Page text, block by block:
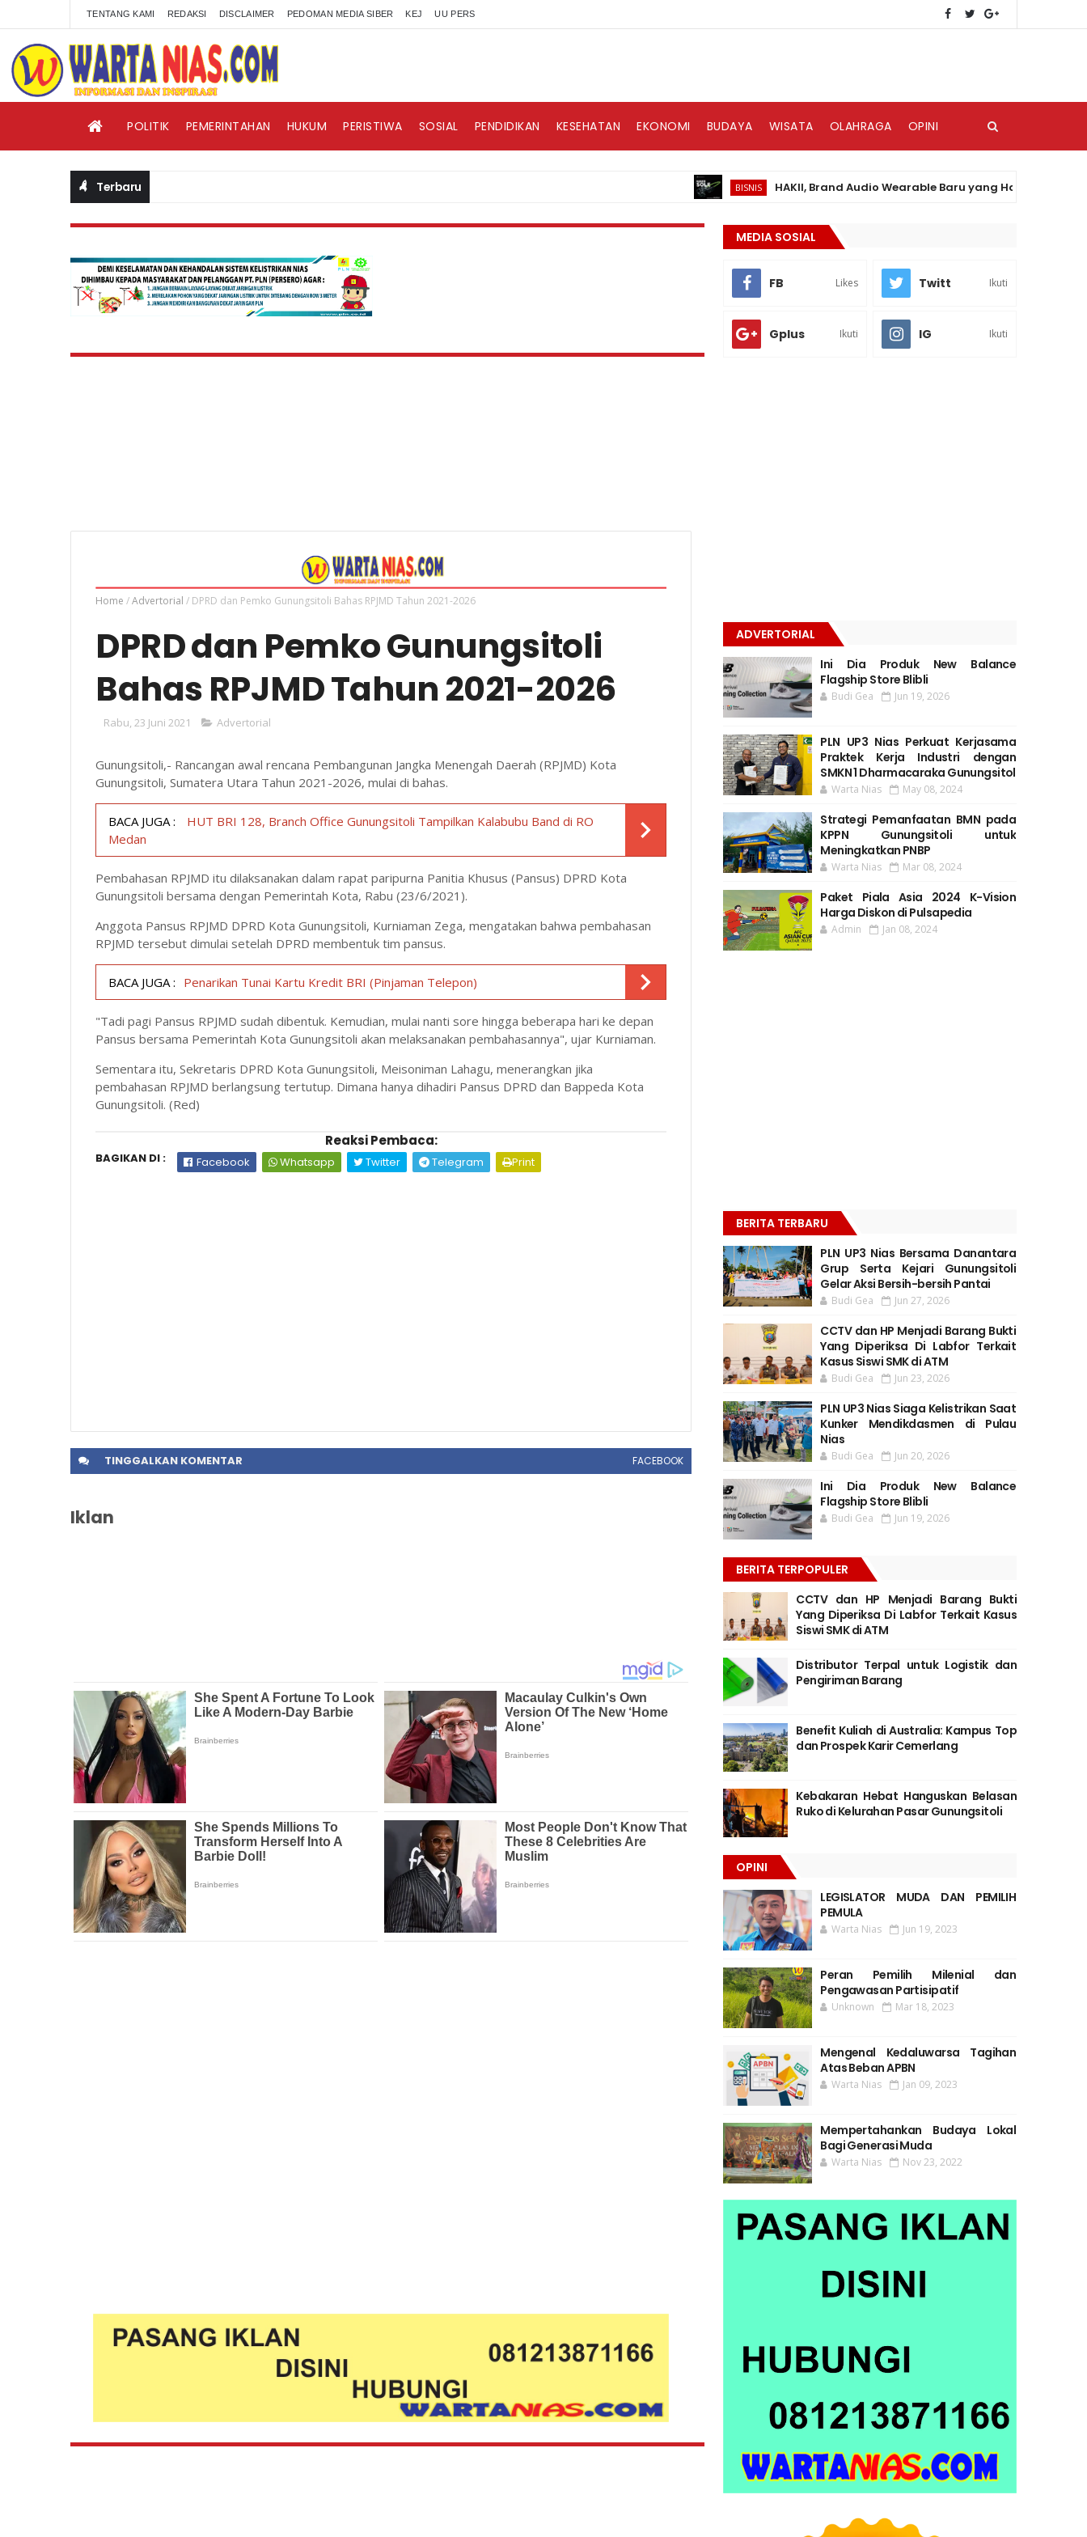
TENTANG KAMI REDAKSI DISCLAIMER PEDOMAN MEDIA SIBER KEJ UU PERS
POLITIK PEMERINTAHAN HUKUM PERISTIWA SOSIAL PENDIDIKAN KESEHATAN EKONOMI BUDAYA WISATA OLAHRAGA OPINI
Terbaru BISNIS HAKII, Brand Audio Wearable Baru yang Hadir di Pasar
Home /Advertorial / DPRD dan Pemko Gunungsitoli Bahas RPJMD Tahun 2021-2026
DPRD dan Pemko Gunungsitoli
Bahas RPJMD Tahun 2021-2026
Rabu, 23 Juni 2021 Advertorial
Gunungsitoli,- Rancangan awal rencana Pembangunan Jangka Menengah Daerah (RPJMD) Kota
Gunungsitoli, Sumatera Utara Tahun 2021-2026, mulai di bahas.
BACA JUGA :
HUT BRI 128, Branch Office Gunungsitoli Tampilkan Kalabubu Band di RO
Medan
Pembahasan RPJMD itu dilaksanakan dalam rapat paripurna Panitia Khusus (Pansus) DPRD Kota
Gunungsitoli bersama dengan Pemerintah Kota, Rabu (23/6/2021).
Anggota Pansus RPJMD DPRD Kota Gunungsitoli, Kurniaman Zega, mengatakan bahwa pembahasan
RPJMD tersebut dimulai setelah DPRD membentuk tim pansus.
BACA JUGA : Penarikan Tunai Kartu Kredit BRI (Pinjaman Telepon)
"Tadi pagi Pansus RPJMD sudah dibentuk. Kemudian, mulai nanti sore hingga beberapa hari ke depan
Pansus bersama Pemerintah Kota Gunungsitoli akan melaksanakan pembahasannya", ujar Kurniaman.
Sementara itu, Sekretaris DPRD Kota Gunungsitoli, Meisoniman Lahagu, menerangkan jika
pembahasan RPJMD berlangsung tertutup. Dimana hanya dihadiri Pansus DPRD dan Bappeda Kota
Gunungsitoli. (Red)
Reaksi Pembaca:
BAGIKAN DI : Facebook Whatsapp Twitter Telegram Print
TINGGALKAN KOMENTAR FACEBOOK
Iklan
MEDIA SOSIAL
FB Likes Twitt Ikuti
Gplus Ikuti IG Ikuti
ADVERTORIAL
Ini Dia Produk New Balance
Flagship Store Blibli
Budi Gea Jun 19, 2026
PLN UP3 Nias Perkuat Kerjasama
Praktek Kerja Industri dengan
SMKN 1 Dharmacaraka Gunungsitol
Warta Nias May 08, 2024
Strategi Pemanfaatan BMN pada
KPPN Gunungsitoli untuk
Meningkatkan PNBP
Warta Nias Mar 08, 2024
Paket Piala Asia 2024 K-Vision
Harga Diskon di Pulsapedia
Admin Jan 08, 2024
BERITA TERBARU
PLN UP3 Nias Bersama Danantara
Grup Serta Kejari Gunungsitoli
Gelar Aksi Bersih-bersih Pantai
Budi Gea Jun 27, 2026
CCTV dan HP Menjadi Barang Bukti
Yang Diperiksa Di Labfor Terkait
Kasus Siswi SMK di ATM
Budi Gea Jun 23, 2026
PLN UP3 Nias Siaga Kelistrikan Saat
Kunker Mendikdasmen di Pulau
Nias
Budi Gea Jun 20, 2026
Ini Dia Produk New Balance
Flagship Store Blibli
Budi Gea Jun 19, 2026
BERITA TERPOPULER
CCTV dan HP Menjadi Barang Bukti
Yang Diperiksa Di Labfor Terkait Kasus
Siswi SMK di ATM
Distributor Terpal untuk Logistik dan
Pengiriman Barang
Benefit Kuliah di Australia: Kampus Top
dan Prospek Karir Cemerlang
Kebakaran Hebat Hanguskan Belasan
Ruko di Kelurahan Pasar Gunungsitoli
OPINI
LEGISLATOR MUDA DAN PEMILIH
PEMULA
Warta Nias Jun 19, 2023
Peran Pemilih Milenial dan
Pengawasan Partisipatif
Unknown Mar 18, 2023
Mengenal Kedaluwarsa Tagihan
Atas Beban APBN
Warta Nias Jan 09, 2023
Mempertahankan Budaya Lokal
Bagi Generasi Muda
Warta Nias Nov 23, 2022